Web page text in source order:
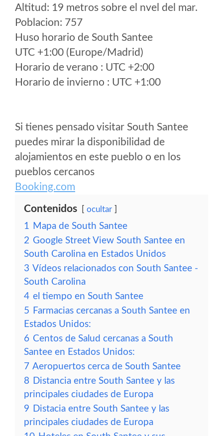
Altitud: 19 metros sobre el nvel del mar.
Poblacion: 757
Huso horario de South Santee
UTC +1:00 (Europe/Madrid)
Horario de verano : UTC +2:00
Horario de invierno : UTC +1:00
Si tienes pensado visitar South Santee
puedes mirar la disponibilidad de
alojamientos en este pueblo o en los
pueblos cercanos
Booking.com
Contenidos ocultar
1 Mapa de South Santee
2 Google Street View South Santee en
South Carolina en Estados Unidos
3 Vídeos relacionados con South Santee -
South Carolina
4 el tiempo en South Santee
5 Farmacias cercanas a South Santee en
Estados Unidos:
6 Centos de Salud cercanas a South
Santee en Estados Unidos:
7 Aeropuertos cerca de South Santee
8 Distancia entre South Santee y las
principales ciudades de Europa
9 Distacia entre South Santee y las
principales ciudades de Europa